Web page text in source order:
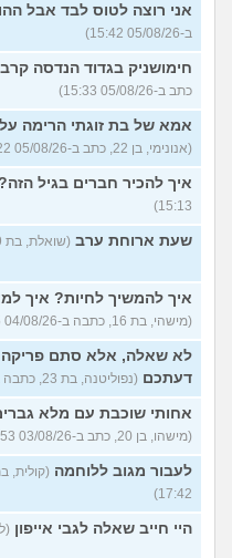
לסבית או לא לסבית ומה
לעשות עם זה?
ומתייעצת, בת 18)
איך את מתמודדים עם זה
בן 22)
עוד
אני רוצה לטוס לבד אבל
ב-05/08/26 15:42)
חימושניק בגדוד הנדסה קרבית
כתב ב-05/08/26 15:33)
אמא של בת זוגתי הרימה
(אנונימי, בן 22, כתב ב-05/08/26 15:22)
איך להכיר חברים בגיל
15:13)
שעת ארוחת ערב (שואלת, בת 19, כתבה ב-04/08/26 13:14)
איך להמשיך לחיות? איך
(מישהי, בת 16, כתבה ב-04/08/26 13:05)
לא שאלה, אלא סתם
דעתכם (נפוליטנה, בת 23, כתבה ב-03/08/26 18:04)
אחותי שוכבת עם מלא
(מישהו, בן 20, כתב ב-03/08/26 17:53)
לעבור מגוב ללוחמה
17:42)
היי חייב שאלה לגבי אייפון